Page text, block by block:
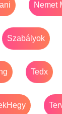
Nemet
Szabályok
Tedx